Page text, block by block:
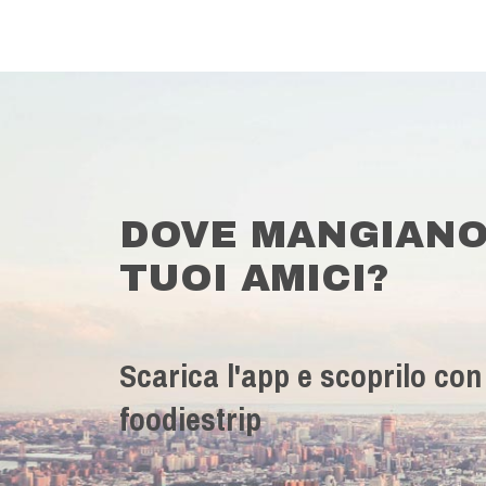
DOVE
TUOI AMICI?
Scarica l'app e scoprilo con
foodiestrip